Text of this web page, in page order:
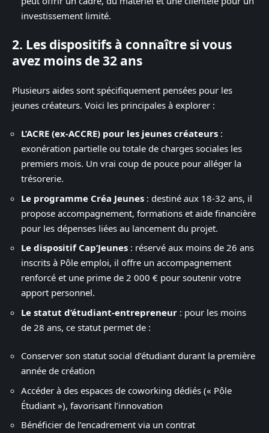
investissement limité.
2. Les dispositifs à connaître si vous
avez moins de 32 ans
Plusieurs aides sont spécifiquement pensées pour les
jeunes créateurs. Voici les principales à explorer :
L’ACRE (ex-ACCRE) pour les jeunes créateurs :
exonération partielle ou totale de charges sociales les
premiers mois. Un vrai coup de pouce pour alléger la
trésorerie.
Le programme Créa Jeunes : destiné aux 18-32 ans, il
propose accompagnement, formations et aide financière
pour les dépenses liées au lancement du projet.
Le dispositif Cap’Jeunes : réservé aux moins de 26 ans
inscrits à Pôle emploi, il offre un accompagnement
renforcé et une prime de 2 000 € pour soutenir votre
apport personnel.
Le statut d’étudiant-entrepreneur : pour les moins
de 28 ans, ce statut permet de :
Conserver son statut social d’étudiant durant la première
année de création
Accéder à des espaces de coworking dédiés (« Pôle
Étudiant »), favorisant l’innovation
Bénéficier de l’encadrement via un contrat